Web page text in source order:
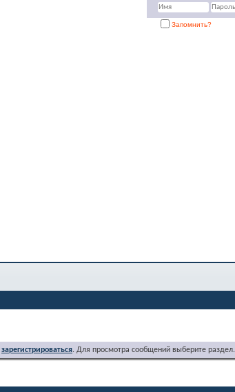
Запомнить?
зарегистрироваться. Для просмотра сообщений выберите раздел.